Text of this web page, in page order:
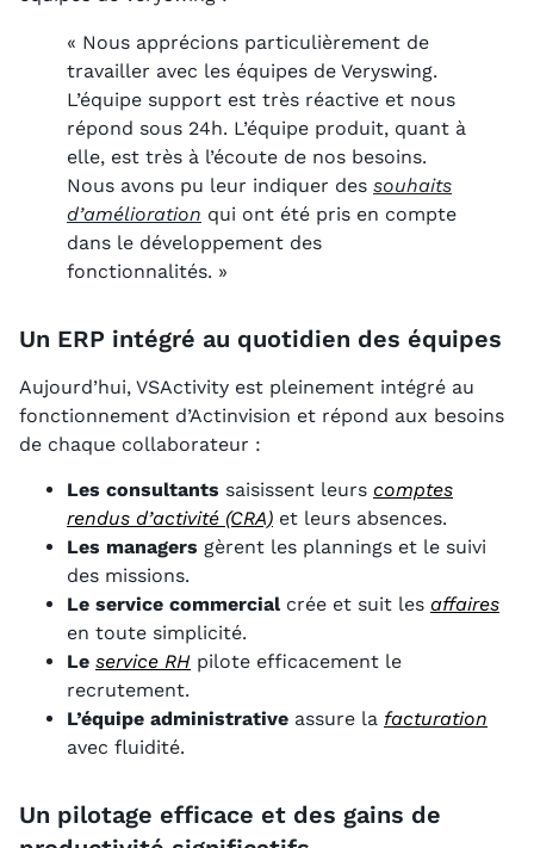
« Nous apprécions particulièrement de
travailler avec les équipes de Veryswing.
L’équipe support est très réactive et nous
répond sous 24h. L’équipe produit, quant à
elle, est très à l’écoute de nos besoins.
Nous avons pu leur indiquer des souhaits
d’amélioration qui ont été pris en compte
dans le développement des
fonctionnalités. »
Un ERP intégré au quotidien des équipes
Aujourd’hui, VSActivity est pleinement intégré au
fonctionnement d’Actinvision et répond aux besoins
de chaque collaborateur :
Les consultants saisissent leurs comptes
rendus d’activité (CRA) et leurs absences.
Les managers gèrent les plannings et le suivi
des missions.
Le service commercialcrée et suit les affaires
en toute simplicité.
Le service RH pilote efficacement le
recrutement.
L’équipe administrative assure la facturation
avec fluidité.
Un pilotage efficace et des gains de